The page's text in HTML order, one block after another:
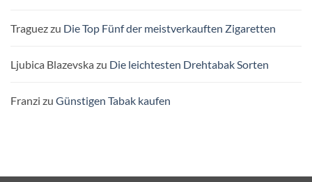
Traguezzu Die Top Fünf der meistverkauften Zigaretten
Ljubica Blazevska zu Die leichtesten Drehtabak Sorten
Franzi zu Günstigen Tabak kaufen